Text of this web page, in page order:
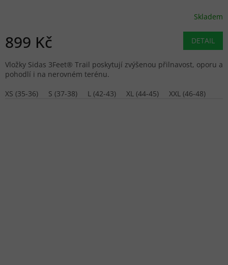
Skladem
899 Kč DETAIL
Vložky Sidas 3Feet® Trail poskytují zvýšenou přilnavost, oporu a
pohodlí i na nerovném terénu.
XS (35-36)
S (37-38) L (42-43) XL (44-45) XXL (46-48)